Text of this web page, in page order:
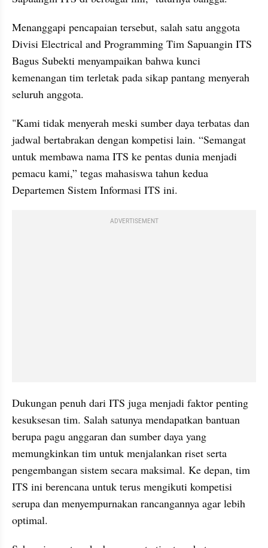
Menanggapi pencapaian tersebut, salah satu anggota
Divisi Electrical and Programming Tim Sapuangin ITS
Bagus Subekti menyampaikan bahwa kunci
kemenangan tim terletak pada sikap pantang menyerah
seluruh anggota.
"Kami tidak menyerah meski sumber daya terbatas dan
jadwal bertabrakan dengan kompetisi lain. “Semangat
untuk membawa nama ITS ke pentas dunia menjadi
pemacu kami,” tegas mahasiswa tahun kedua
Departemen Sistem Informasi ITS ini.
ADVERTISEMENT
Dukungan penuh dari ITS juga menjadi faktor penting
kesuksesan tim. Salah satunya mendapatkan bantuan
berupa pagu anggaran dan sumber daya yang
memungkinkan tim untuk menjalankan riset serta
pengembangan sistem secara maksimal. Ke depan, tim
ITS ini berencana untuk terus mengikuti kompetisi
serupa dan menyempurnakan rancangannya agar lebih
optimal.